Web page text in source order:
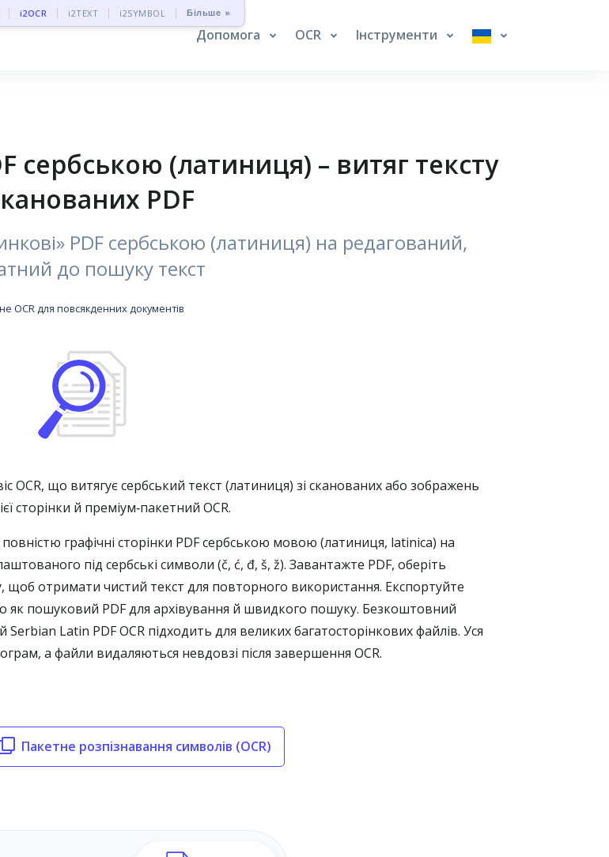
i2OCR i2TEXT i2SYMBOL Більше »
Допомога OCR Інструменти
сербською (латиниця) – витяг тексту
PDF
PDF сербською (латиниця) на редагований,
до пошуку текст
OCR для повсякденних документів
OCR, що витягує сербський текст (латиниця) зі сканованих або зображень
сторінки й преміум‑пакетний OCR.
графічні сторінки PDF сербською мовою (латиниця, latinica) на
під сербські символи (č, ć, đ, š, ž). Завантажте PDF, оберіть
щоб отримати чистий текст для повторного використання. Експортуйте
як пошуковий PDF для архівування й швидкого пошуку. Безкоштовний
Latin PDF OCR підходить для великих багатосторінкових файлів. Уся
а файли видаляються невдовзі після завершення OCR.
Пакетне розпізнавання символів (OCR)